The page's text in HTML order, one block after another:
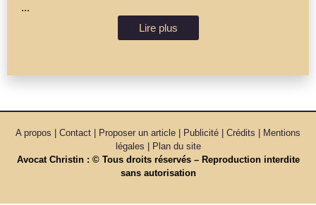
...
Lire plus
A propos | Contact | Proposer un article | Publicité | Crédits | Mentions
légales |
Plan du site
Avocat Christin : © Tous droits réservés – Reproduction interdite
sans autorisation